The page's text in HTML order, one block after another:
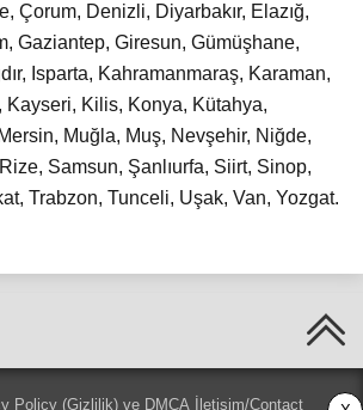
Çorum, Denizli, Diyarbakır, Elazığ,
Gaziantep, Giresun, Gümüşhane,
Isparta, Kahramanmaraş, Karaman,
Kayseri, Kilis, Konya, Kütahya,
Muğla, Muş, Nevşehir, Niğde,
Samsun, Şanlıurfa, Siirt, Sinop,
Trabzon, Tunceli, Uşak, Van, Yozgat.
Policy (Gizlilik) ve DMCA İletişim/Contact